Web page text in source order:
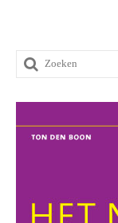
Zoeken
naar: